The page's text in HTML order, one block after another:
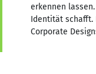
erkennen
Identität schafft.
Corporate